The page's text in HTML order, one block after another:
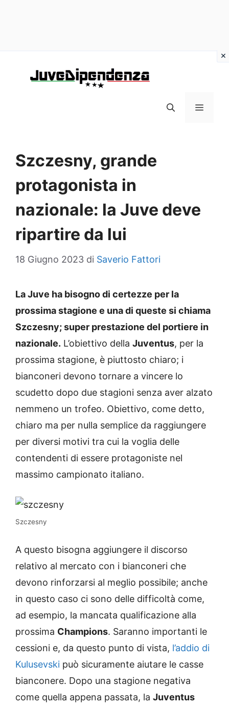
MENU
Szczesny, grande
protagonista in
nazionale: la Juve deve
ripartire da lui
18 Giugno 2023 di Saverio Fattori
La Juve ha bisogno di certezze per la
prossima stagione e una di queste si chiama
Szczesny; super prestazione del portiere in
nazionale. L’obiettivo della Juventus, per la
prossima stagione, è piuttosto chiaro; i
bianconeri devono tornare a vincere lo
scudetto dopo due stagioni senza aver alzato
nemmeno un trofeo. Obiettivo, come detto,
chiaro ma per nulla semplice da raggiungere
per diversi motivi tra cui la voglia delle
contendenti di essere protagoniste nel
massimo campionato italiano.
Szczesny
A questo bisogna aggiungere il discorso
relativo al mercato con i bianconeri che
devono rinforzarsi al meglio possibile; anche
in questo caso ci sono delle difficoltà come,
ad esempio, la mancata qualificazione alla
prossima Champions. Saranno importanti le
cessioni e, da questo punto di vista, l’addio di
Kulusevski può sicuramente aiutare le casse
bianconere. Dopo una stagione negativa
come quella appena passata, la Juventus